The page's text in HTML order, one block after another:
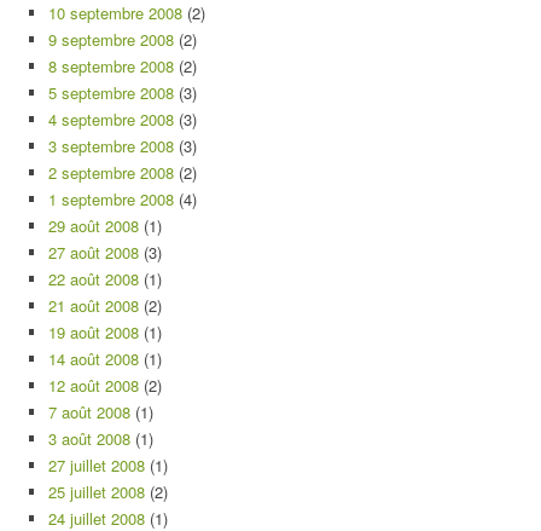
10 septembre 2008 (2)
9 septembre 2008 (2)
8 septembre 2008 (2)
5 septembre 2008 (3)
4 septembre 2008 (3)
3 septembre 2008 (3)
2 septembre 2008 (2)
1 septembre 2008 (4)
29 août 2008 (1)
27 août 2008 (3)
22 août 2008 (1)
21 août 2008 (2)
19 août 2008 (1)
14 août 2008 (1)
12 août 2008 (2)
7 août 2008 (1)
3 août 2008 (1)
27 juillet 2008 (1)
25 juillet 2008 (2)
24 juillet 2008 (1)